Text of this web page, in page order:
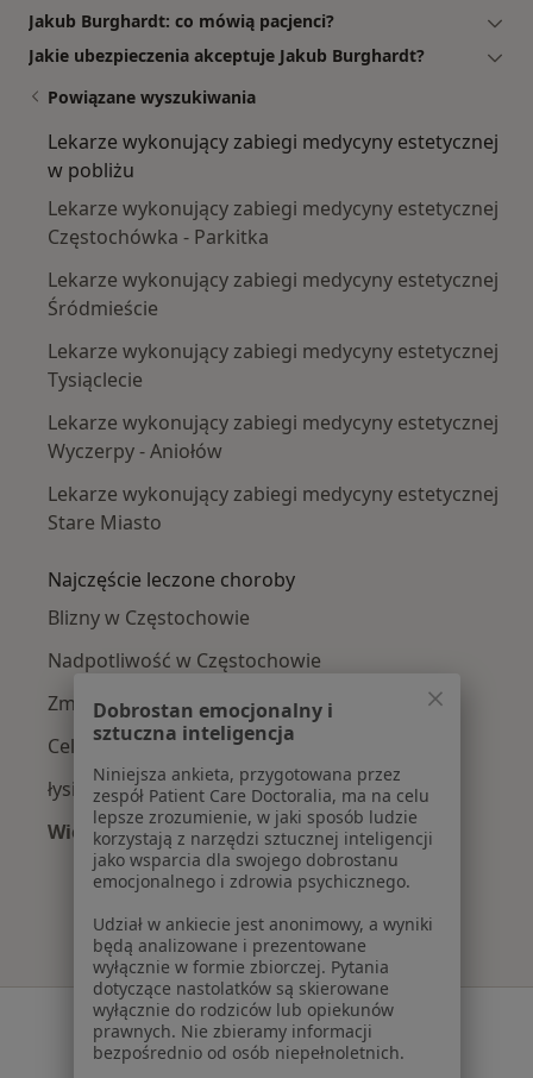
Jakub Burghardt: co mówią pacjenci?
Jakie ubezpieczenia akceptuje Jakub Burghardt?
Powiązane wyszukiwania
Lekarze wykonujący zabiegi medycyny estetycznej
w pobliżu
Lekarze wykonujący zabiegi medycyny estetycznej
Częstochówka - Parkitka
Lekarze wykonujący zabiegi medycyny estetycznej
Śródmieście
Lekarze wykonujący zabiegi medycyny estetycznej
Tysiąclecie
Lekarze wykonujący zabiegi medycyny estetycznej
Wyczerpy - Aniołów
Lekarze wykonujący zabiegi medycyny estetycznej
Stare Miasto
Najczęście leczone choroby
Blizny w Częstochowie
Nadpotliwość w Częstochowie
Zmarszczki w Częstochowie
Cellulit w Częstochowie
łysienie w Częstochowie
Więcej (15)
Więcej w kategorii: Najczęście leczone
Serwis
Regulamin
Dobrostan emocjonalny i
sztuczna inteligencja
Niniejsza ankieta, przygotowana przez
zespół Patient Care Doctoralia, ma na celu
lepsze zrozumienie, w jaki sposób ludzie
korzystają z narzędzi sztucznej inteligencji
jako wsparcia dla swojego dobrostanu
emocjonalnego i zdrowia psychicznego.
Udział w ankiecie jest anonimowy, a wyniki
będą analizowane i prezentowane
wyłącznie w formie zbiorczej. Pytania
dotyczące nastolatków są skierowane
wyłącznie do rodziców lub opiekunów
prawnych. Nie zbieramy informacji
bezpośrednio od osób niepełnoletnich.